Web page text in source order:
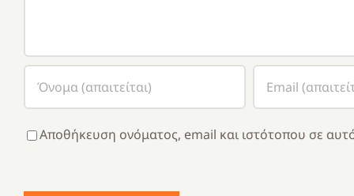
Αποθήκευση ονόματος, email και ιστότοπου σε